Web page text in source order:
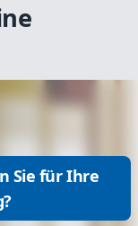
Sie für Ihre